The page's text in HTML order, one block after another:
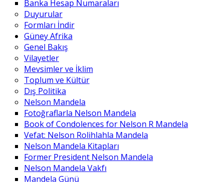
Banka Hesap Numaraları
Duyurular
Formları İndir
Güney Afrika
Genel Bakış
Vilayetler
Mevsimler ve İklim
Toplum ve Kültür
Dış Politika
Nelson Mandela
Fotoğraflarla Nelson Mandela
Book of Condolences for Nelson R Mandela
Vefat: Nelson Rolihlahla Mandela
Nelson Mandela Kitapları
Former President Nelson Mandela
Nelson Mandela Vakfı
Mandela Günü